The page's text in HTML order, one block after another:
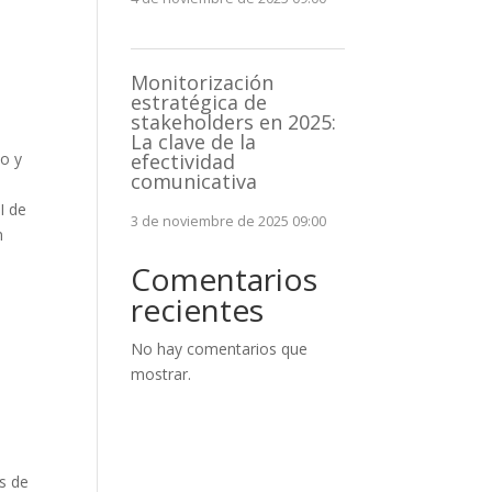
y
de
de
Monitorización
estratégica de
stakeholders en 2025:
La clave de la
efectividad
comunicativa
3 de noviembre de 2025 09:00
Comentarios
recientes
No hay comentarios que
mostrar.